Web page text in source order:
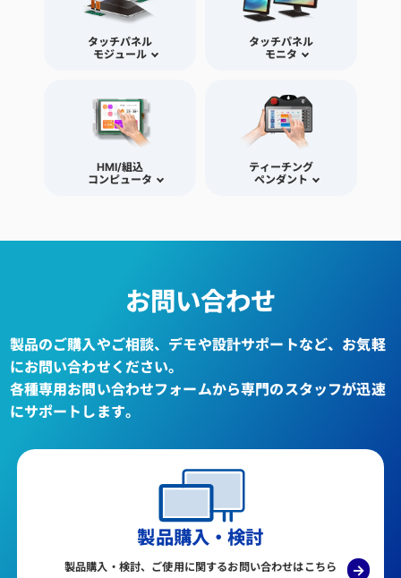
タッチパネル
モジュール
タッチパネル
モニタ
HMI/組込
コンピュータ
ティーチング
ペンダント
お問い合わせ
製品のご購入やご相談、デモや設計サポートなど、お気軽
にお問い合わせください。
各種専用お問い合わせフォームから専門のスタッフが迅速
にサポートします。
製品購入・検討
製品購入・検討、ご使用に関するお問い合わせはこちら →